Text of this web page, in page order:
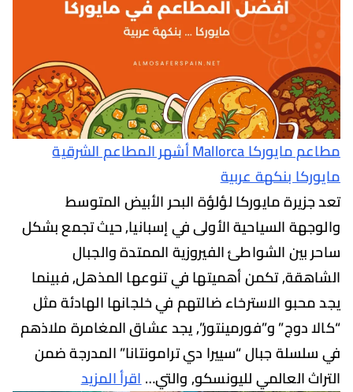
مطاعم مايوركا Mallorca أشهر المطاعم الشرقية
بنكهة عربية
مايوركا لؤلؤة البحر الأبيض المتوسط
السياحية الأولى في إسبانيا, حيث تجمع بشكل
الشواطئ الفيروزية الممتدة والجبال
تكمن أهميتها في تنوعها المذهل, فبينما
الاسترخاء ضالتهم في خلجانها الهادئة مثل
دوج” و”فورمينتور”, يجد عشاق المغامرة ملاذهم
جبال “سييرا دي ترامونتانا” المدرجة ضمن
العالمي لليونسكو, والتي…اقرأ المزيد